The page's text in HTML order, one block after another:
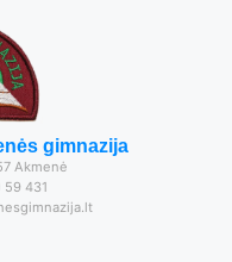
gimnazija
Akmenė
431